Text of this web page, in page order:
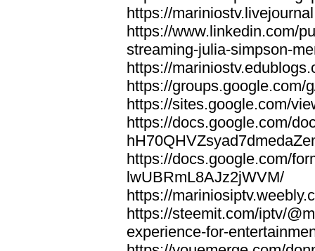
https://
https://www.linkedin.com/
streaming-julia-simpson-
https://
https://groups.google.com/
https://sites.google.com/
https://docs.google.com/
https://docs.google.com/
lwUBRmL8AJz2jWVM/
https://
https://steemit.com/iptv/
experience-for-